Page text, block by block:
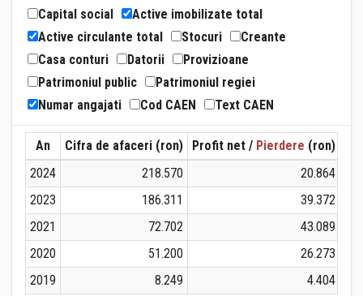
Capital social
Active imobilizate total
Active circulante total
Stocuri
Creante
Casa conturi
Datorii
Provizioane
Patrimoniul public
Patrimoniul regiei
Numar angajati
Cod CAEN Text CAEN
An Cifra de afaceri (ron) Profit net / Pierdere (ron)
2024
218.570
20.864
2023
186.311
39.372
2021
72.702
43.089
2020
51.200
26.273
2019
8.249 4.404